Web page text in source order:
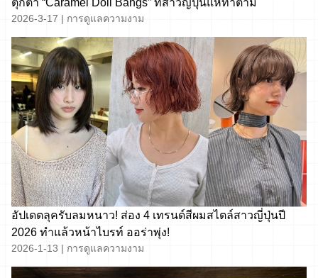
ตุ๊กตา “Caramel Doll Bangs” ที่สาวญี่ปุ่นแห่ทำตาม
2026-3-17 | การดูแลความงาม
อัปเดตลุครับลมหนาว! ส่อง 4 เทรนด์สีผมสไตล์สาวญี่ปุ่นปี
2026 ทำแล้วหน้าไบรท์ ออร่าพุ่ง!
2026-1-13 | การดูแลความงาม